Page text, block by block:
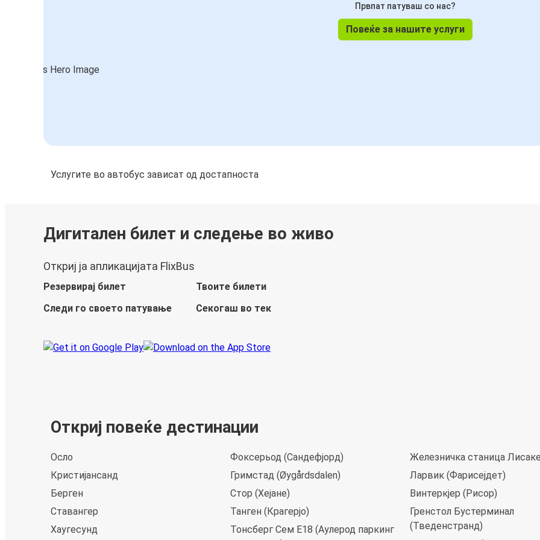
Првпат патуваш со нас?
Повеќе за нашите услуги
Услугите во автобус зависат од достапноста
Дигитален билет и следење во живо
Откриј ја апликацијата FlixBus
Резервирај билет
Твоите билети
Следи го своето патување
Секогаш во тек
Откриј повеќе дестинации
Осло
Кристијансанд
Берген
Ставангер
Хаугесунд
Фоксерьод (Сандефјорд)
Гримстад (Øygårdsdalen)
Стор (Хејане)
Танген (Крагерјо)
Тонсберг Сем Е18 (Аулерод паркинг
Железничка станица
Ларвик (Фарисејдет)
Винтеркјер (Рисор)
Гренстол Бустерминал
(Тведенстранд)